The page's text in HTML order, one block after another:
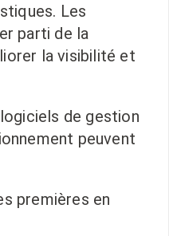
Les
parti de la
la visibilité et
de gestion
peuvent
premières en